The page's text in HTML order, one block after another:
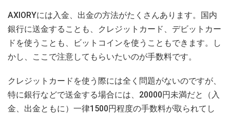
AXIORYには入金、出金の方法がたくさんあります。国内
銀行に送金することも、クレジットカード、デビットカー
ドを使うことも、ビットコインを使うこともできます。し
かし、ここで注意してもらいたいのが手数料です。
クレジットカードを使う際には全く問題がないのですが、
特に銀行などで送金する場合には、20000円未満だと（入
金、出金ともに）一律1500円程度の手数料が取られてし